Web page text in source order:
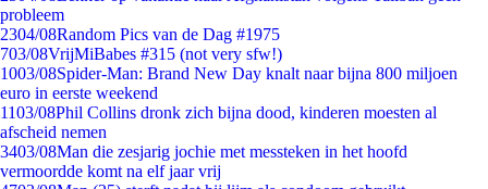
probleem
2304/08Random Pics van de Dag #1975
703/08VrijMiBabes #315 (not very sfw!)
1003/08Spider-Man: Brand New Day knalt naar bijna 800 miljoen
euro in eerste weekend
1103/08Phil Collins dronk zich bijna dood, kinderen moesten al
afscheid nemen
3403/08Man die zesjarig jochie met messteken in het hoofd
vermoordde komt na elf jaar vrij